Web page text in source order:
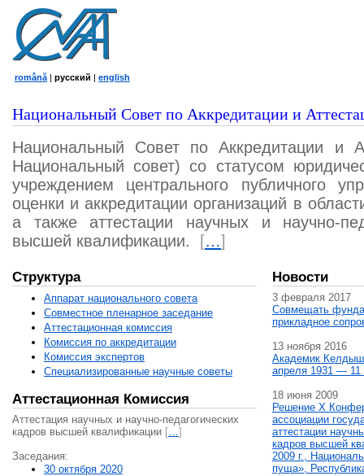
română | русский | english
Национальный Совет по Аккредитации и
Национальный Совет по Аккредитации и
Национальный совет) со статусом
учреждением центрального публичного
оценки и аккредитации организаций в
а также аттестации научных и научно-
высшей квалификации.
[…]
Структура
Аппарат национального совета
Совместное пленарное заседание
Аттестационная комисcия
Комиссия по аккредитации
Комиссия экспертов
Специализированные научные советы
Аттестационная Комиссия
Аттестация научных и научно-педагогических
кадров высшей квалификации […]
Заседания:
30 октября 2020
Новости
3 февраля 2017
Совмещать
прикладное
13 ноября 2016
Академик
апреля 1931 — 11
18 июня 2009
Решение X
ассоциации
аттестации
кадров высшей
2009 г.,
пуща»,